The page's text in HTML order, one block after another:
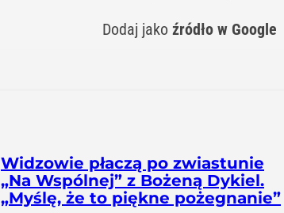
Dodaj jako źródło w Google
Widzowie płaczą po zwiastunie
„Na Wspólnej” z Bożeną Dykiel.
„Myślę, że to piękne pożegnanie”